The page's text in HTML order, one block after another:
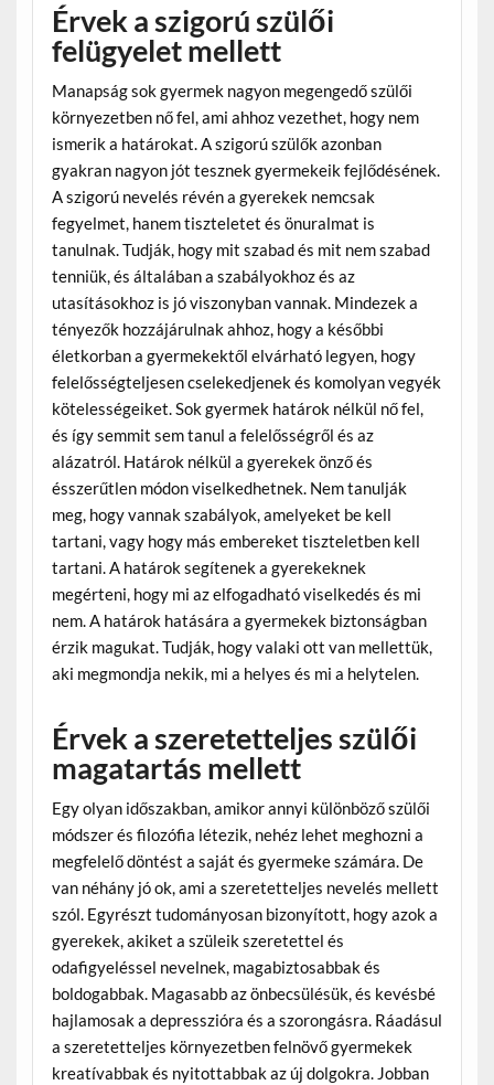
Érvek a szigorú szülői
felügyelet mellett
Manapság sok gyermek nagyon megengedő szülői
környezetben nő fel, ami ahhoz vezethet, hogy nem
ismerik a határokat. A szigorú szülők azonban
gyakran nagyon jót tesznek gyermekeik fejlődésének.
A szigorú nevelés révén a gyerekek nemcsak
fegyelmet, hanem tiszteletet és önuralmat is
tanulnak. Tudják, hogy mit szabad és mit nem szabad
tenniük, és általában a szabályokhoz és az
utasításokhoz is jó viszonyban vannak. Mindezek a
tényezők hozzájárulnak ahhoz, hogy a későbbi
életkorban a gyermekektől elvárható legyen, hogy
felelősségteljesen cselekedjenek és komolyan vegyék
kötelességeiket. Sok gyermek határok nélkül nő fel,
és így semmit sem tanul a felelősségről és az
alázatról. Határok nélkül a gyerekek önző és
ésszerűtlen módon viselkedhetnek. Nem tanulják
meg, hogy vannak szabályok, amelyeket be kell
tartani, vagy hogy más embereket tiszteletben kell
tartani. A határok segítenek a gyerekeknek
megérteni, hogy mi az elfogadható viselkedés és mi
nem. A határok hatására a gyermekek biztonságban
érzik magukat. Tudják, hogy valaki ott van mellettük,
aki megmondja nekik, mi a helyes és mi a helytelen.
Érvek a szeretetteljes szülői
magatartás mellett
Egy olyan időszakban, amikor annyi különböző szülői
módszer és filozófia létezik, nehéz lehet meghozni a
megfelelő döntést a saját és gyermeke számára. De
van néhány jó ok, ami a szeretetteljes nevelés mellett
szól. Egyrészt tudományosan bizonyított, hogy azok a
gyerekek, akiket a szüleik szeretettel és
odafigyeléssel nevelnek, magabiztosabbak és
boldogabbak. Magasabb az önbecsülésük, és kevésbé
hajlamosak a depresszióra és a szorongásra. Ráadásul
a szeretetteljes környezetben felnövő gyermekek
kreatívabbak és nyitottabbak az új dolgokra. Jobban